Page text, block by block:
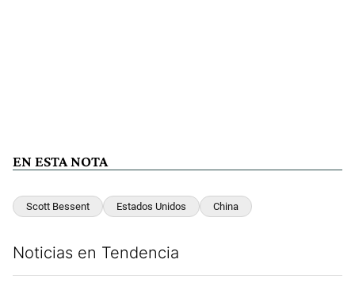
EN ESTA NOTA
Scott Bessent Estados Unidos China
Noticias en Tendencia